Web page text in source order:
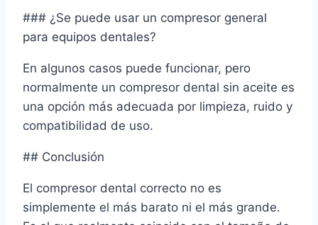
### ¿Se puede usar un compresor general
para equipos dentales?
En algunos casos puede funcionar, pero
normalmente un compresor dental sin aceite es
una opción más adecuada por limpieza, ruido y
compatibilidad de uso.
## Conclusión
El compresor dental correcto no es
simplemente el más barato ni el más grande.